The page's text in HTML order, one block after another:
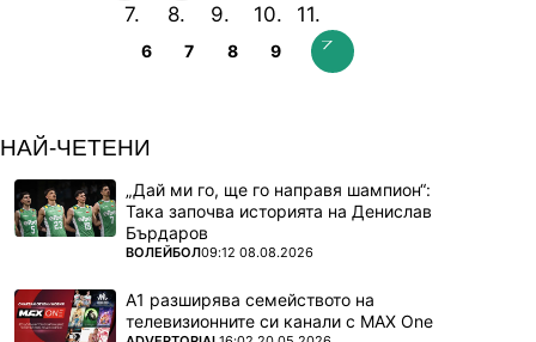
6 7 8 9
НАЙ-ЧЕТЕНИ
„Дай ми го, ще го направя шампион“:
Така започва историята на Денислав
Бърдаров
ПОВЕЧЕ ОТ
ВОЛЕЙБОЛ09:12 08.08.2026
А1 разширява семейството на
телевизионните си канали с MAX One